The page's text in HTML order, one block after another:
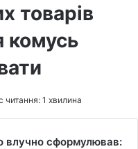
товарів
комусь
читання: 1 хвилина
влучно сформулював: